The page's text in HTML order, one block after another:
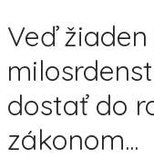
Veď
dostať do
zákonom...